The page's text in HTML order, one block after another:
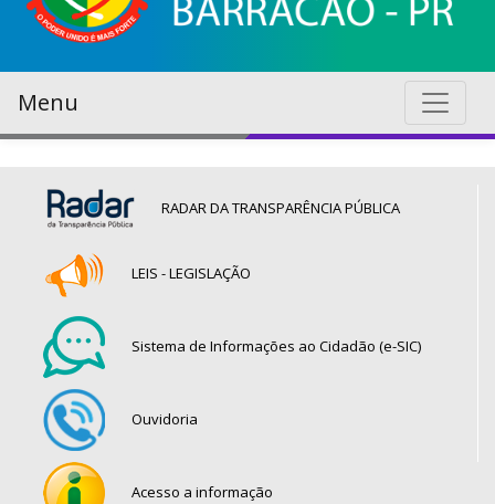
Menu
RADAR DA TRANSPARÊNCIA PÚBLICA
LEIS - LEGISLAÇÃO
Sistema de Informações ao Cidadão (e-SIC)
Ouvidoria
Acesso a informação